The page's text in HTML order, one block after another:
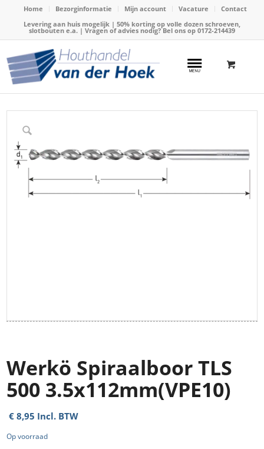
Home Bezorginformatie Mijn account Vacature
Contact
Levering aan huis mogelijk | 50% korting op volle dozen schroeven,
slotbouten e.a. | Vragen of advies nodig? Bel ons op 0172-214439
Home / Webshop / Boren / Hardhouten boren
Werkö Spiraalboor TLS 3.5x112mm(VPE10)
Werkö Spiraalboor TLS
500 3.5x112mm(VPE10)
€ 8,95 Incl. BTW
Op voorraad